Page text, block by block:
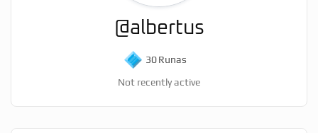
@albertus
30Runas
Not recently active